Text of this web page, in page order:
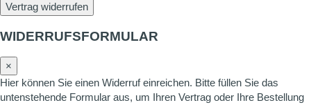
Vertrag widerrufen
WIDERRUFSFORMULAR
×
Hier können Sie einen Widerruf einreichen. Bitte füllen Sie das
untenstehende Formular aus, um Ihren Vertrag oder Ihre Bestellung